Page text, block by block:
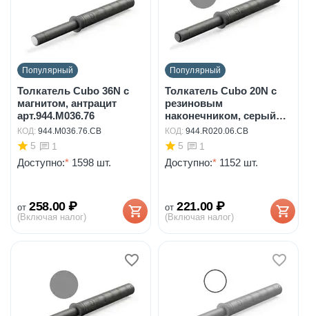
Популярный
Толкатель Cubo 36N с
магнитом, антрацит
арт.944.M036.76
КОД: 944.M036.76.CB
5 1
Доступно:* 1598 шт.
от 258.00 ₽
(Включая налог)
Популярный
Толкатель Cubo 20N с
резиновым
наконечником, серый
арт.94...
КОД: 944.R020.06.CB
5 1
Доступно:* 1152 шт.
от 221.00 ₽
(Включая налог)